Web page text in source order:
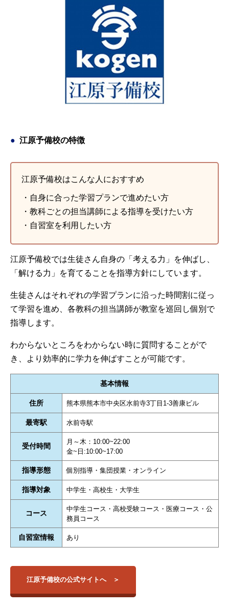
江原予備校の特徴
江原予備校はこんな人におすすめ
・自身に合った学習プランで進めたい方
・教科ごとの担当講師による指導を受けたい方
・自習室を利用したい方
江原予備校では生徒さん自身の「考える力」を伸ばし、
「解ける力」を育てることを指導方針にしています。
生徒さんはそれぞれの学習プランに沿った時間割に従っ
て学習を進め、各教科の担当講師が教室を巡回し個別で
指導します。
わからないところをわからない時に質問することがで
き、より効率的に学力を伸ばすことが可能です。
基本情報
住所 熊本県熊本市中央区水前寺3丁目1-3善康ビル
最寄駅 水前寺駅
受付時間
月～木：10:00~22:00
金~日:10:00~17:00
指導形態 個別指導・集団授業・オンライン
指導対象 中学生・高校生・大学生
コース
中学生コース・高校受験コース・医療コース・公
務員コース
自習室情報 あり
江原予備校の公式サイトへ